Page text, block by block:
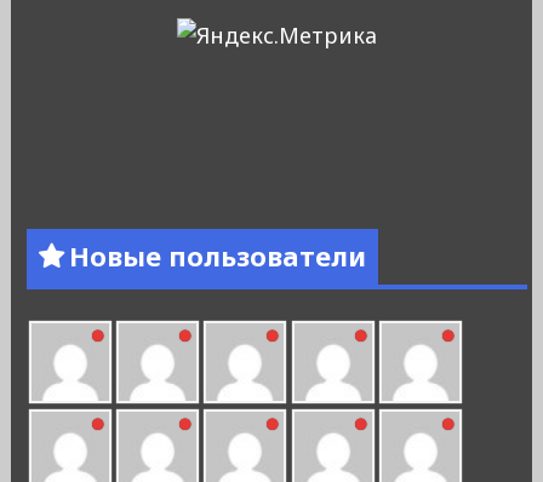
Новые пользователи